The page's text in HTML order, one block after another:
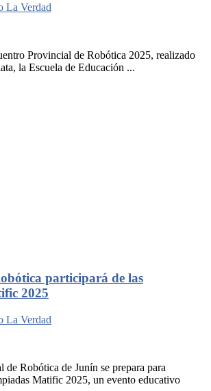
La Verdad
Provincial de Robótica 2025, realizado
la Escuela de Educación ...
participará de las
2025
La Verdad
Robótica de Junín se prepara para
Matific 2025, un evento educativo